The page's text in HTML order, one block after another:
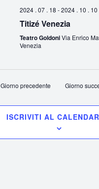
2024 . 07 . 18 -2024 . 10 . 10
Titizé Venezia
Teatro GoldoniVia Enrico
Venezia
Giorno precedente Giorno
ISCRIVITI AL